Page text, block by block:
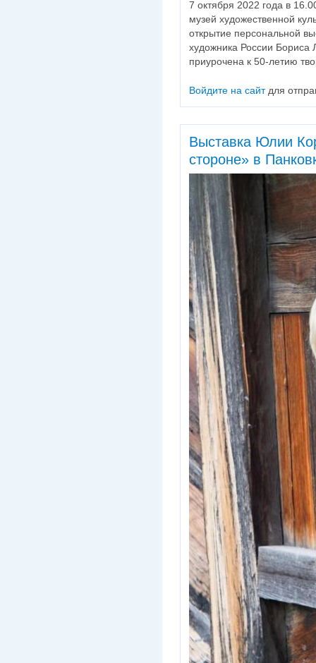
7 октября 2022 года в
музей художественной
открытие персональной
художника России Бориса
приурочена к 50-летию
Войдите на сайтдля
Выставка Юлии
стороне» в